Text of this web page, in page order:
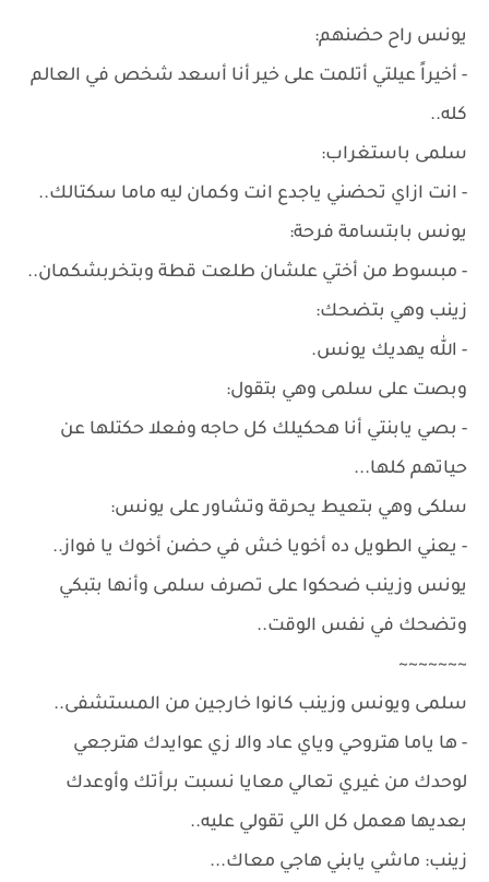
يونس راح حضنهم:
- أخيراً عيلتي أتلمت على خير أنا أسعد شخص في العالم
كله..
سلمى باستغراب:
- انت ازاي تحضني ياجدع انت وكمان ليه ماما سكتالك..
يونس بابتسامة فرحة:
- مبسوط من أختي علشان طلعت قطة وبتخربشكمان..
زينب وهي بتضحك:
- الله يهديك يونس.
وبصت على سلمى وهي بتقول:
- بصي يابنتي أنا هحكيلك كل حاجه وفعلا حكتلها عن
حياتهم كلها...
سلكى وهي بتعيط يحرقة وتشاور على يونس:
- يعني الطويل ده أخويا خش في حضن أخوك يا فواز..
يونس وزينب ضحكوا على تصرف سلمى وأنها بتبكي
وتضحك في نفس الوقت..
~~~~~~~
سلمى ويونس وزينب كانوا خارجين من المستشفى..
- ها ياما هتروحي وياي عاد والا زي عوايدك هترجعي
لوحدك من غيري تعالي معايا نسبت برأتك وأوعدك
بعديها هعمل كل اللي تقولي عليه..
زينب: ماشي يابني هاجي معاك...